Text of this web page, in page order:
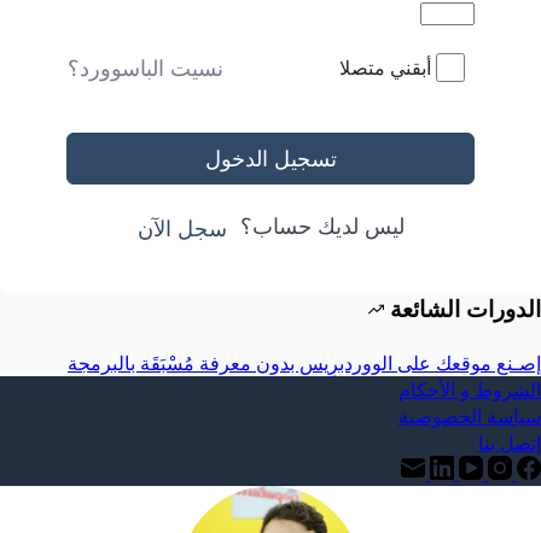
أبقني متصلا نسيت الباسوورد؟
تسجيل الدخول
ليس لديك حساب؟ سجل الآن
الدورات الشائعة
إصـنع موقعك على الووردبرِيس بدون معرفة مُسْبَقَة بالبرمجة
الشروط و الأحكام
سياسة الخصوصية
إتصل بنا